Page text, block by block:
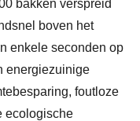
bakken verspreid
boven het
enkele seconden op
energiezuinige
foutloze
ecologische